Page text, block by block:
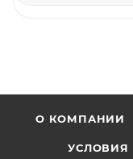
О КОМПАНИИ
УСЛОВИЯ